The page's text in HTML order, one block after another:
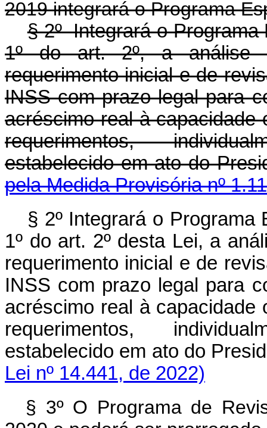
2019 integrará o Programa
§ 2º Integrará o
1º do art. 2º, a análise
requerimento inicial e de
INSS com prazo legal para
acréscimo real à capacidade
requerimentos,
estabelecido em ato do
pela Medida Provisória nº
§ 2º Integrará o
1º do art. 2º desta Lei, a
requerimento inicial e de
INSS com prazo legal para
acréscimo real à capacidade
requerimentos,
estabelecido em ato do
Lei nº 14.441, de 2022)
§ 3º O Programa de